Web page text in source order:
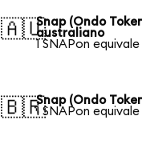
🇦🇺Snap (Ondo
australiano
1 SNAPon
🇧🇷Snap (Ondo
1 SNAPon equivale